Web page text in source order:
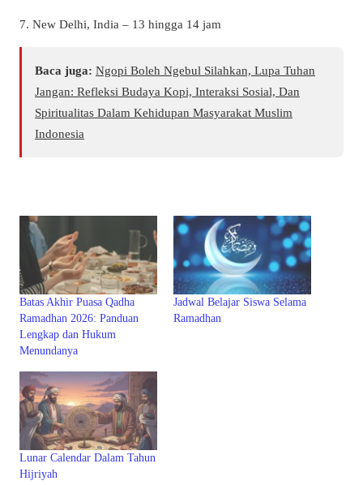
7. New Delhi, India – 13 hingga 14 jam
Baca juga: Ngopi Boleh Ngebul Silahkan, Lupa Tuhan
Jangan: Refleksi Budaya Kopi, Interaksi Sosial, Dan
Spiritualitas Dalam Kehidupan Masyarakat Muslim
Indonesia
Batas Akhir Puasa Qadha
Ramadhan 2026: Panduan
Lengkap dan Hukum
Menundanya
Jadwal Belajar Siswa Selama
Ramadhan
Lunar Calendar Dalam Tahun
Hijriyah